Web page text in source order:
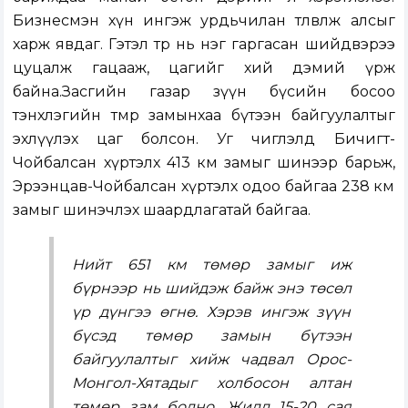
Бизнесмэн хүн ингэж урдьчилан төлөвлөж алсыг
харж явдаг. Гэтэл төр нь нэг гаргасан шийдвэрээ
цуцалж гацааж, цагийг хий дэмий үрж
байна.Засгийн газар зүүн бүсийн босоо
тэнхлэгийн төмөр замынхаа бүтээн байгуулалтыг
эхлүүлэх цаг болсон. Уг чиглэлд Бичигт-
Чойбалсан хүртэлх 413 км замыг шинээр барьж,
Эрээнцав-Чойбалсан хүртэлх одоо байгаа 238 км
замыг шинэчлэх шаардлагатай байгаа.
Нийт 651 км төмөр замыг иж
бүрнээр нь шийдэж байж энэ төсөл
үр дүнгээ өгнө. Хэрэв ингэж зүүн
бүсэд төмөр замын бүтээн
байгуулалтыг хийж чадвал Орос-
Монгол-Хятадыг холбосон алтан